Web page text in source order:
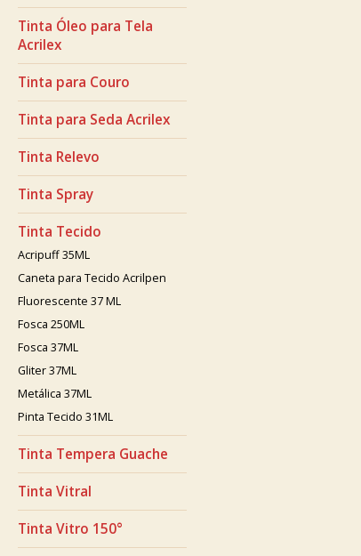
Tinta Óleo para Tela
Acrilex
Tinta para Couro
Tinta para Seda Acrilex
Tinta Relevo
Tinta Spray
Tinta Tecido
Acripuff 35ML
Caneta para Tecido Acrilpen
Fluorescente 37 ML
Fosca 250ML
Fosca 37ML
Gliter 37ML
Metálica 37ML
Pinta Tecido 31ML
Tinta Tempera Guache
Tinta Vitral
Tinta Vitro 150°